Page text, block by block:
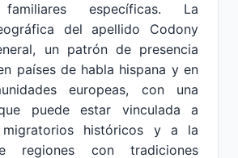
familiares específicas. La
del apellido Codony
un patrón de presencia
países de habla hispana y en
europeas, con una
puede estar vinculada a
migratorios históricos y a la
regiones con tradiciones